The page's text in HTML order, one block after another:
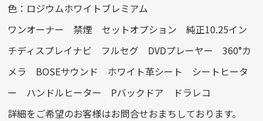
色：ロジウムホワイトブレミアム
ワンオーナー 禁煙 セットオプション 純正10.25イン
チディスプレイナビ フルセグ DVDプレーヤー 360°カ
メラ BOSEサウンド ホワイト革シート シートヒータ
ー ハンドルヒーター Pバックドア ドラレコ
詳細をご希望のお客様はお問合せおまちしております。